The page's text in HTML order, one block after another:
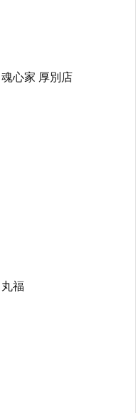
心家 厚別店
福